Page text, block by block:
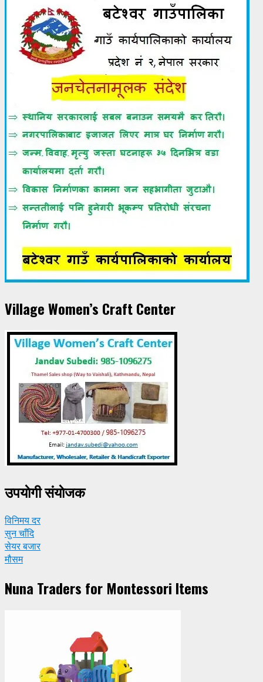
Village Women’s Craft Center
उपयाेगी संयाेजक
विनिमय दर
सुन चाँदि
सेयर बजार
मौसम
Nuna Traders for Montessori Items